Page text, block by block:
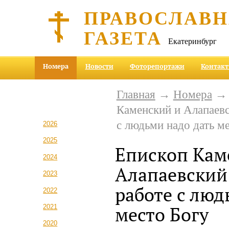
ГАЗЕТА Екатеринбург
Номера Новости Фоторепортажи
2026
2025
2024
2023
2022
2021
2020
Главная → Номера
Каменский и
с людьми надо дать
Епископ
работе с
место Богу